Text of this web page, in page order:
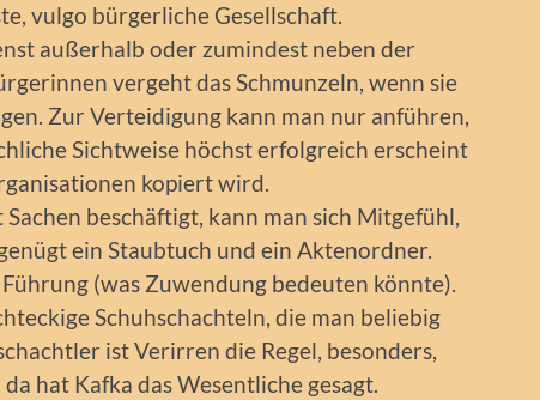
vulgo bürgerliche Gesellschaft.
außerhalb oder zumindest neben der
vergeht das Schmunzeln, wenn sie
Zur Verteidigung kann man nur anführen,
Sichtweise höchst erfolgreich erscheint
kopiert wird.
beschäftigt, kann man sich Mitgefühl,
ein Staubtuch und ein Aktenordner.
(was Zuwendung bedeuten könnte).
Schuhschachteln, die man beliebig
ist Verirren die Regel, besonders,
hat Kafka das Wesentliche gesagt.